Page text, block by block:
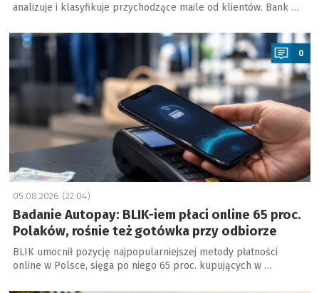
analizuje i klasyfikuje przychodzące maile od klientów. Bank …
a
0
05.08.2026 (22:04)
Badanie Autopay: BLIK-iem płaci online 65 proc.
Polaków, rośnie też gotówka przy odbiorze
BLIK umocnił pozycję najpopularniejszej metody płatności
online w Polsce, sięga po niego 65 proc. kupujących w …